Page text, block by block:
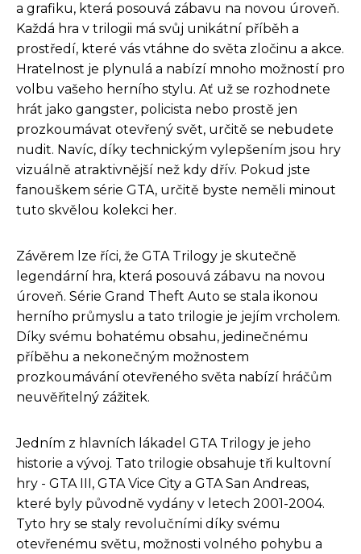
a grafiku, která posouvá zábavu na novou úroveň.
Každá hra v trilogii má svůj unikátní příběh a
prostředí, které vás vtáhne do světa zločinu a akce.
Hratelnost je plynulá a nabízí mnoho možností pro
volbu vašeho herního stylu. Ať už se rozhodnete
hrát jako gangster, policista nebo prostě jen
prozkoumávat otevřený svět, určitě se nebudete
nudit. Navíc, díky technickým vylepšením jsou hry
vizuálně atraktivnější než kdy dřív. Pokud jste
fanouškem série GTA, určitě byste neměli minout
tuto skvělou kolekci her.
Závěrem lze říci, že GTA Trilogy je skutečně
legendární hra, která posouvá zábavu na novou
úroveň. Série Grand Theft Auto se stala ikonou
herního průmyslu a tato trilogie je jejím vrcholem.
Díky svému bohatému obsahu, jedinečnému
příběhu a nekonečným možnostem
prozkoumávání otevřeného světa nabízí hráčům
neuvěřitelný zážitek.
Jedním z hlavních lákadel GTA Trilogy je jeho
historie a vývoj. Tato trilogie obsahuje tři kultovní
hry - GTA III, GTA Vice City a GTA San Andreas,
které byly původně vydány v letech 2001-2004.
Tyto hry se staly revolučními díky svému
otevřenému světu, možnosti volného pohybu a